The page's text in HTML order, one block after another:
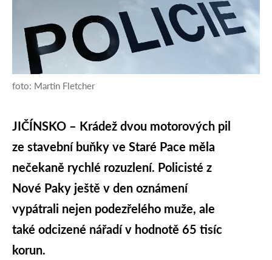
foto: Martin Fletcher
JIČÍNSKO – Krádež dvou motorových pil
ze stavební buňky ve Staré Pace měla
nečekaně rychlé rozuzlení. Policisté z
Nové Paky ještě v den oznámení
vypátrali nejen podezřelého muže, ale
také odcizené nářadí v hodnotě 65 tisíc
korun.